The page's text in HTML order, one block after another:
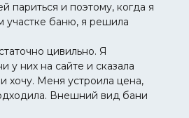
париться и поэтому, когда я
участке баню, я решила
цивильно. Я
у них на сайте и сказала
хочу. Меня устроила цена,
Внешний вид бани